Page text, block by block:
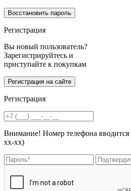
Регистрация
Вы новый пользователь?
Зарегистрируйтесь и
приступайте к покупкам
Регистрация
Внимание! Номер телефона
хх-хх)